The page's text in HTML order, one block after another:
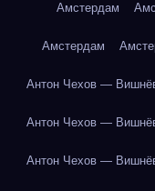
Амстердам
Амстердам
Антон Чехов —
Антон Чехов —
Антон Чехов —